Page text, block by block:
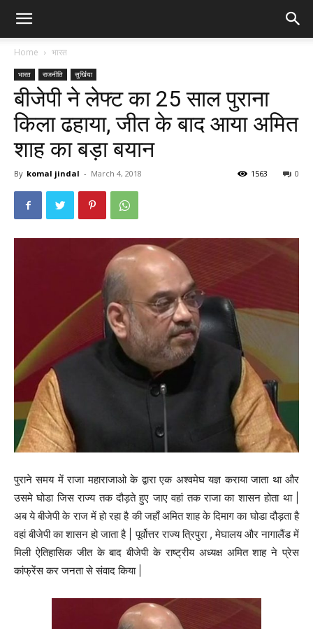
Home भारत
भारत राजनीति सुर्खिया
बीजेपी ने लेफ्ट का 25 साल पुराना
किला ढहाया, जीत के बाद आया अमित
शाह का बड़ा बयान
By komal jindal - March 4, 2018 0
1563
पुराने समय में राजा महाराजाओ के द्वारा एक अश्वमेघ यज्ञ कराया जाता था और
उसमे घोडा जिस राज्य तक दौड़ते हुए जाए वहां तक राजा का शासन होता था |
अब ये बीजेपी के राज में हो रहा है की जहाँ अमित शाह के दिमाग का घोडा दौड़ता है
वहां बीजेपी का शासन हो जाता है | पूर्वोत्तर राज्य त्रिपुरा , मेघालय और नागालैंड में
मिली ऐतिहासिक जीत के बाद बीजेपी के राष्ट्रीय अध्यक्ष अमित शाह ने प्रेस
कांफ्रेंस कर जनता से संवाद किया |